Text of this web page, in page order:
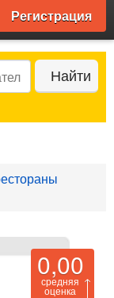
Регистрация
Найти
0,00
средняя
оценка